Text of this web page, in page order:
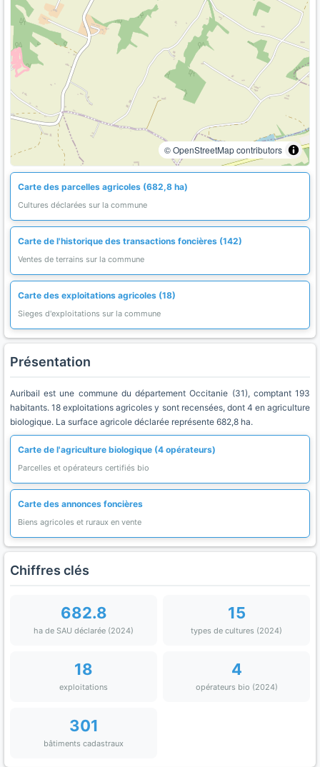
© OpenStreetMap contributors
Carte des parcelles agricoles (682,8 ha)
Cultures déclarées sur la commune
Carte de l'historique des transactions foncières (142)
Ventes de terrains sur la commune
Carte des exploitations agricoles (18)
Sieges d'exploitations sur la commune
Présentation
Auribail est une commune du département Occitanie (31), comptant 193
habitants. 18 exploitations agricoles y sont recensées, dont 4 en agriculture
biologique. La surface agricole déclarée représente 682,8 ha.
Carte de l'agriculture biologique (4 opérateurs)
Parcelles et opérateurs certifiés bio
Carte des annonces foncières
Biens agricoles et ruraux en vente
Chiffres clés
682.8
ha de SAU déclarée (2024)
15
types de cultures (2024)
18
exploitations
4
opérateurs bio (2024)
301
bâtiments cadastraux